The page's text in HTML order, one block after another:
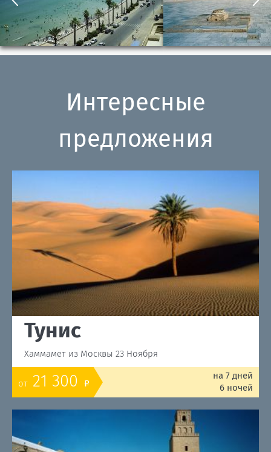
Интересные
предложения
Тунис
Хаммамет из Москвы 23 Ноября
от 21 300 o
на 7 дней
6 ночей